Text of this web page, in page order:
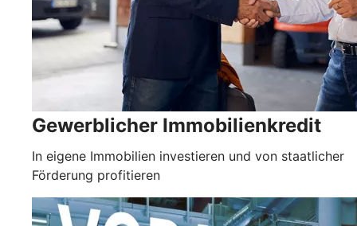
Gewerblicher Immobilienkredit
In eigene Immobilien investieren und von staatlicher
Förderung profitieren